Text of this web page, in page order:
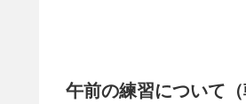
午前の練習について（